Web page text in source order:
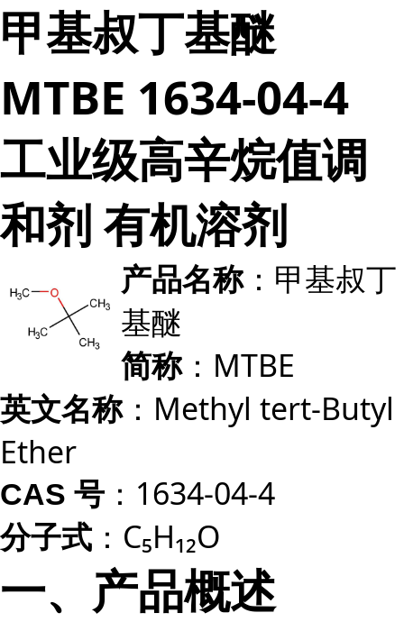
甲基叔丁基醚
MTBE 1634-04-4
工业级高辛烷值调
和剂 有机溶剂
产品名称：甲基叔丁
基醚
简称：MTBE
英文名称：Methyl tert-Butyl
Ether
CAS 号 ：1634-04-4
分子式 ：C₅H₁₂O
一、产品概述